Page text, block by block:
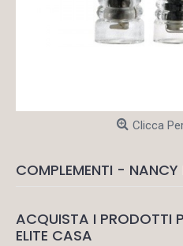
Clicca
COMPLEMENTI - NANCY
ACQUISTA I PRODOTTI
ELITE CASA